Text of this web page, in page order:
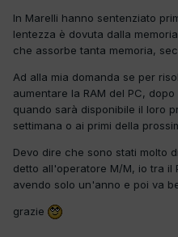
In Marelli hanno sentenziato
lentezza è dovuta dalla
che assorbe tanta memoria,
Ad alla mia domanda se per
aumentare la RAM del PC,
quando sarà disponibile il loro
settimana o ai primi della
Devo dire che sono stati molto
detto all'operatore M/M, io tra il
avendo solo un'anno e poi va
grazie